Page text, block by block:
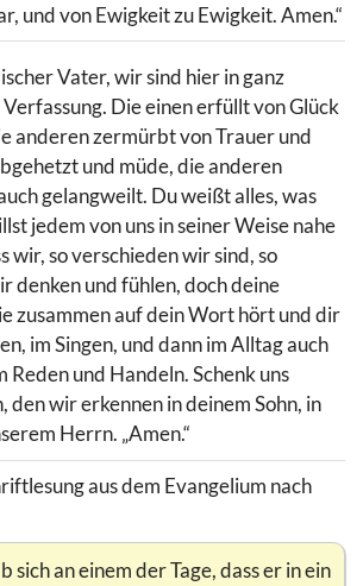
und von Ewigkeit zu Ewigkeit. Amen.“
Vater, wir sind hier in ganz
Die einen erfüllt von Glück
anderen zermürbt von Trauer und
und müde, die anderen
gelangweilt. Du weißt alles, was
jedem von uns in seiner Weise nahe
wir, so verschieden wir sind, so
denken und fühlen, doch deine
zusammen auf dein Wort hört und dir
im Singen, und dann im Alltag auch
Reden und Handeln. Schenk uns
wir erkennen in deinem Sohn, in
Herrn. „Amen.“
aus dem Evangelium nach
sich an einem der Tage, dass er in ein